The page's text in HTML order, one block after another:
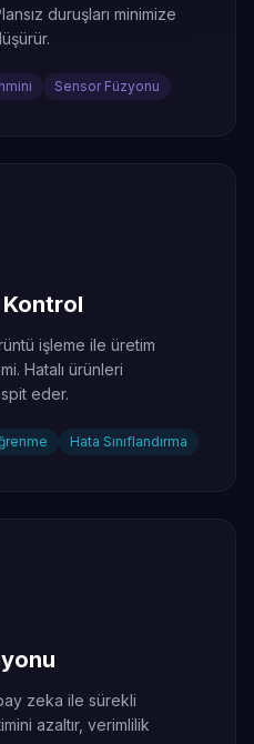
duruşları minimize
Sensor Füzyonu
işleme ile üretim
Hatalı ürünleri
eder.
Hata Sınıflandırma
zeka ile sürekli
azaltır, verimlilik